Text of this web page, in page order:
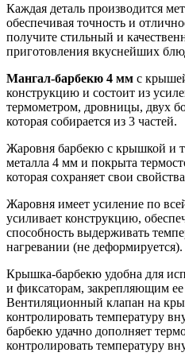
Каждая деталь производится
обеспечивая точность и
получите стильный и
приготовления вкуснейших
Мангал-барбекю 4 мм с
конструкцию и состоит из
термометром, дровницы, двух
которая собирается из 3 частей.
Жаровня барбекю с крышкой и
металла 4 мм и покрыта
которая сохраняет свои
Жаровня имеет усиление по
усиливает конструкцию,
способность выдерживать
нагревании (не деформируется).
Крышка-барбекю удобна для
и фиксаторам, закрепляющим
Вентиляционный клапан на
контролировать температуру
барбекю удачно дополняет
контролировать температуру